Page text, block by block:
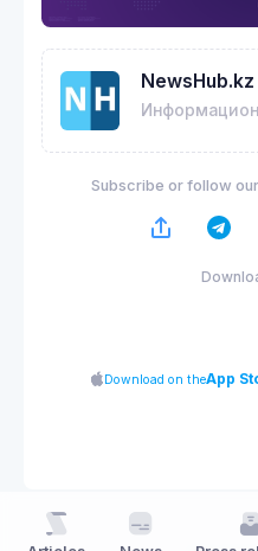
NewsHub.kz
Subscribe or follow
Download on theApp